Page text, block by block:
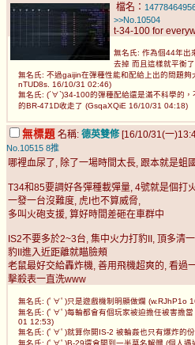
檔名：
>>No.10504
t-34-100 for
無名氏: 作為個44年出
去掉 而且這樣就平衡
無名氏: 不過gaijin在彈種性能和配給上出的問題
nTUD8s. 16/10/31 02:46)
無名氏: (´∀`)34-100的彈種配給還是滿不科學的
的BR-471D收走了 (GsqaXQiE 16/10/31 04:18)
無標題 名稱: 德英雙修[16/10/31(一
No.10515 8推
哪裡血尿了, 除了一場時間太長, 跟本就是蛆
T34和85要調好各彈種載彈量, 4號就是個打
一發一台沒難度, 虎I也不算威脅,
多叫火砲支援, 算好時間差砸在車群中
IS2不要多於2~3台, 集中火力打豹II, 頂多清
豹II進入近距離就瞄臉頰
老鼠最好交給轟炸機, 善用飛機超爽的, 看過
擊殺表一直洗www
無名氏: (ﾟ∀ﾟ)只是遊戲機制明顯做爛 (w.RJhP1o
無名氏: (ﾟ∀ﾟ)每輪都會有個玩家被迫擔任被害擔
01 12:53)
無名氏: (ﾟ∀ﾟ)就算你開IS-2 被輪姦也只有爆炸的
無名氏: (ﾟ∀ﾟ)B-29還會開到一半莫名解體 (個人